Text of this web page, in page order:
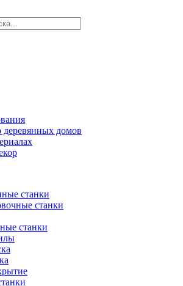
деревянных домов
станки
станки
станки